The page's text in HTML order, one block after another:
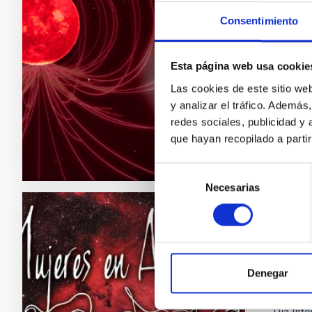
Consentimiento
Esta página web usa
Las cookies de este sitio
y analizar el tráfico.
redes sociales, publicidad y
que hayan recopilado a
Selección
consentimiento
Necesarias
Denegar
The
detect
El